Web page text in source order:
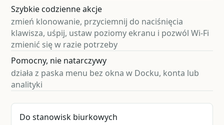
Szybkie codzienne akcje
zmień klonowanie, przyciemnij do naciśnięcia
klawisza, uśpij, ustaw poziomy ekranu i pozwól Wi-Fi
zmienić się w razie potrzeby
Pomocny, nie natarczywy
działa z paska menu bez okna w Docku, konta lub
analityki
Do stanowisk biurkowych